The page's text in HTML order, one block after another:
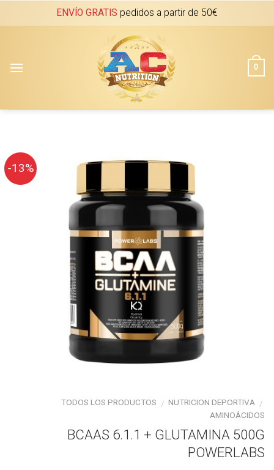
ENVÍO GRATIS pedidos a partir de 50€
0
-13%
TODOS LOS PRODUCTOS / NUTRICION DEPORTIVA /
AMINOÁCIDOS
BCAAS 6.1.1 + GLUTAMINA 500G
POWERLABS